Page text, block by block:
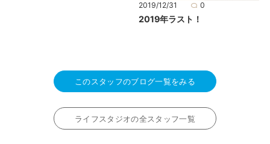
2019/12/31 0
2019年ラスト！
このスタッフのブログ一覧をみる
ライフスタジオの全スタッフ一覧